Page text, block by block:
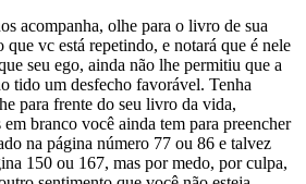
acompanha, olhe para o livro de sua
vc está repetindo, e notará que é nele
seu ego, ainda não lhe permitiu que a
tido um desfecho favorável. Tenha
para frente do seu livro da vida,
branco você ainda tem para preencher
na página número 77 ou 86 e talvez
150 ou 167, mas por medo, por culpa,